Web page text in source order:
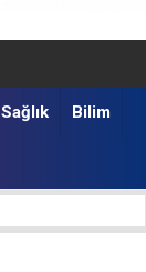
Sağlık Bilim